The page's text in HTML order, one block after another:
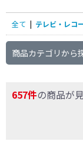
全て | テレビ・レコ
商品カテゴリから
657件の商品が